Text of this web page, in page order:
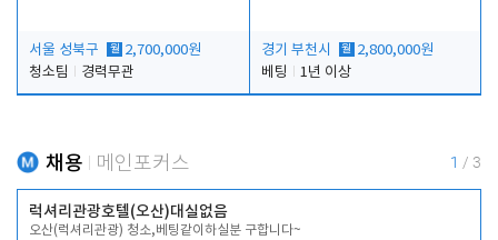
서울 성북구 월 2,700,000원
청소팀
경력무관
경기 부천시 월 2,800,000원
베팅
1년 이상
채용 메인포커스 1 / 3
럭셔리관광호텔(오산)대실없음
오산(럭셔리관광) 청소,베팅같이하실분 구합니다~